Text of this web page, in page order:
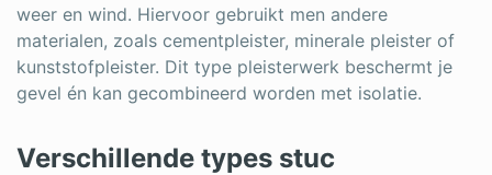
weer en wind. Hiervoor gebruikt men andere
materialen, zoals cementpleister, minerale pleister of
kunststofpleister. Dit type pleisterwerk beschermt je
gevel én kan gecombineerd worden met isolatie.
Verschillende types stuc